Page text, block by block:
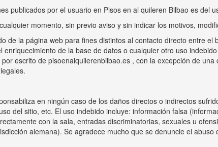
publicados por el usuario en Pisos en al quileren Bilbao es del
momento, sin previo aviso y sin indicar los motivos,
de la página web para fines distintos al contacto directo entre
de la base de datos o cualquier otro uso
escrito de pisoenalquilerenbilbao.es , con la excepción de
en ningún caso de los daños directos o indirectos
del sitio, etc. El uso indebido incluye: información falsa
con la sala, entradas discriminatorias, sexuales u
alemana). Se agradece mucho que se denuncie el